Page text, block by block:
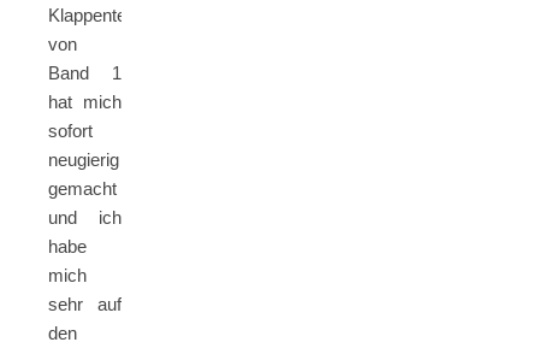
Klappentext
von
Band 1
hat mich
sofort
neugierig
gemacht
und ich
habe
mich
sehr auf
den